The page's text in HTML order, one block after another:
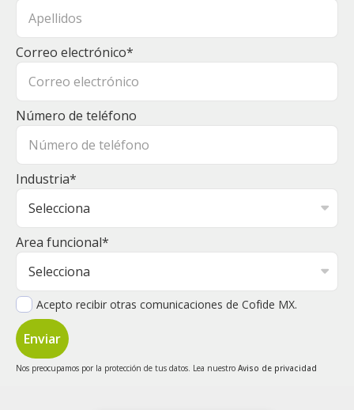
Correo electrónico*
Número de teléfono
Industria*
Area funcional*
Acepto recibir otras comunicaciones de Cofide MX.
Nos preocupamos por la protección de tus datos. Lea nuestro Aviso de privacidad